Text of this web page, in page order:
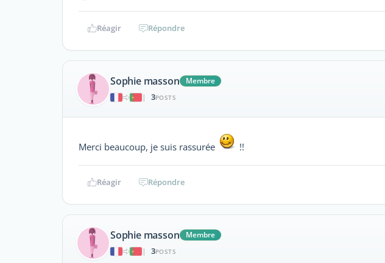
Réagir Répondre
Sophie masson
Membre
|
3POSTS
Merci beaucoup, je suis rassurée !!
Réagir Répondre
Sophie masson
Membre
|
3POSTS